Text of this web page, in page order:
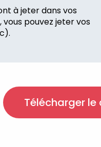
à jeter dans vos
vous pouvez jeter vos
Télécharger